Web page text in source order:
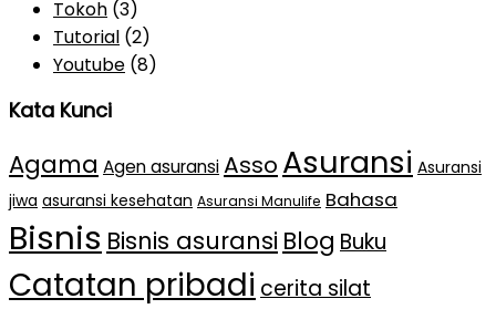
Tokoh (3)
Tutorial (2)
Youtube (8)
Kata Kunci
Agama Agen asuransiAsso Asuransi Asuransi
jiwa asuransi kesehatan Asuransi Manulife Bahasa
Bisnis Bisnis asuransi Blog Buku
Catatan pribadi cerita silat